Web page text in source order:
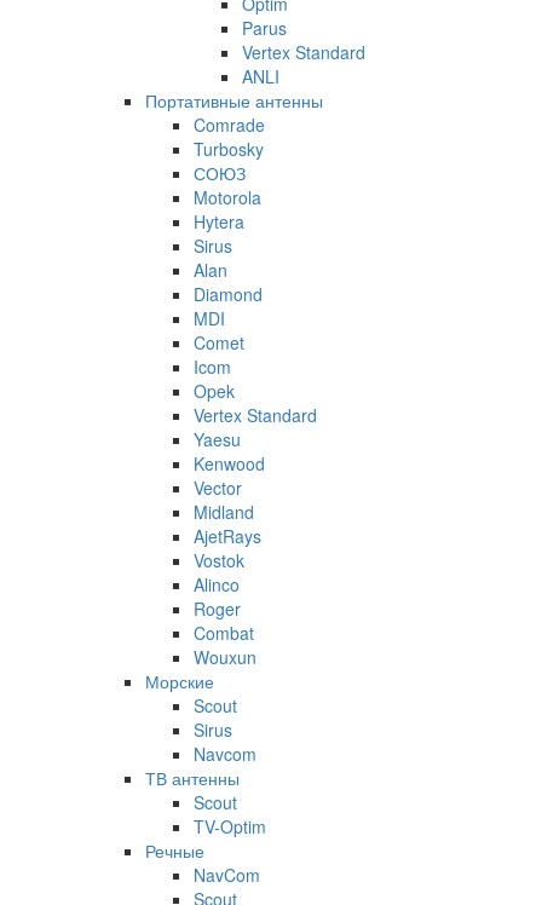
Parus
Vertex Standard
ANLI
Портативные антенны
Comrade
Turbosky
СОЮЗ
Motorola
Hytera
Sirus
Alan
Diamond
MDI
Comet
Icom
Opek
Vertex Standard
Yaesu
Kenwood
Vector
Midland
AjetRays
Vostok
Alinco
Roger
Combat
Wouxun
Морские
Scout
Sirus
Navcom
ТВ антенны
Scout
TV-Optim
Речные
NavCom
Scout